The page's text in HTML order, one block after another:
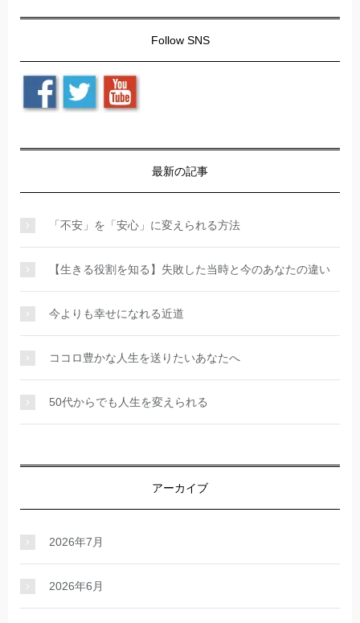
Follow SNS
最新の記事
「不安」を「安心」に変えられる方法
【生きる役割を知る】失敗した当時と今のあなたの違い
今よりも幸せになれる近道
ココロ豊かな人生を送りたいあなたへ
50代からでも人生を変えられる
アーカイブ
2026年7月
2026年6月